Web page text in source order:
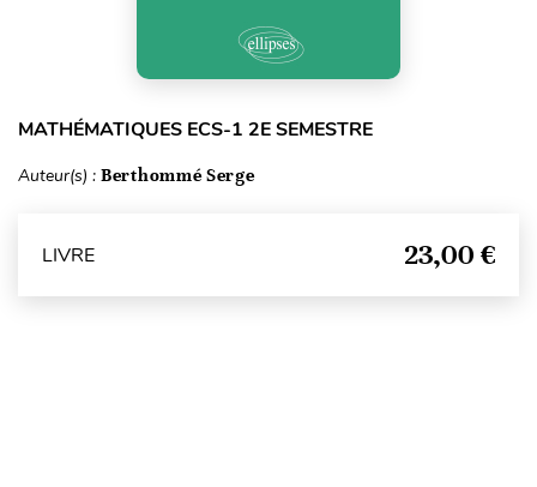
MATHÉMATIQUES ECS-1 2E SEMESTRE
Auteur(s) : Berthommé Serge
LIVRE 23,00 €